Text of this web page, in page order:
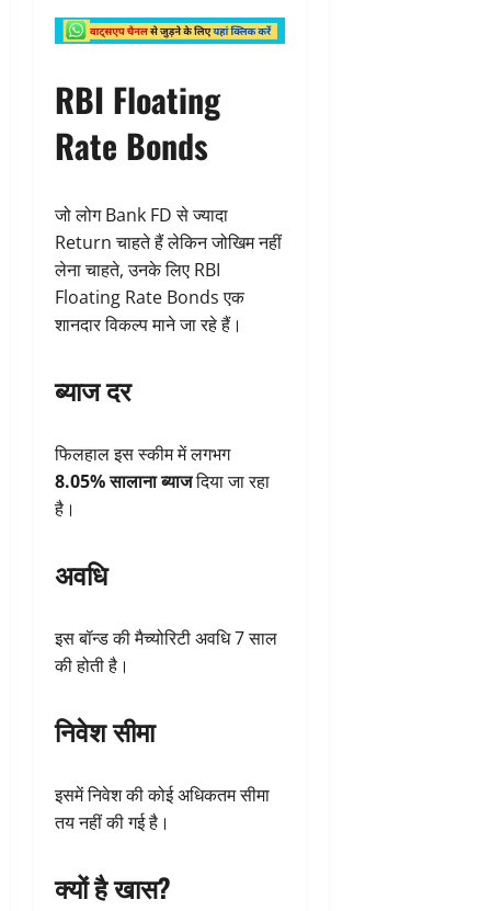
RBI Floating
Rate Bonds
जो लोग Bank FD से ज्यादा
Return चाहते हैं लेकिन जोखिम नहीं
लेना चाहते, उनके लिए RBI
Floating Rate Bonds एक
शानदार विकल्प माने जा रहे हैं।
ब्याज दर
फिलहाल इस स्कीम में लगभग
8.05% सालाना ब्याजदिया जा रहा
है।
अवधि
इस बॉन्ड की मैच्योरिटी अवधि 7 साल
की होती है।
निवेश सीमा
इसमें निवेश की कोई अधिकतम सीमा
तय नहीं की गई है।
क्यों है खास?